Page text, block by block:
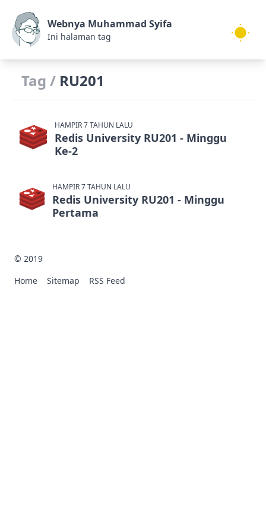
Webnya Muhammad Syifa
Ini halaman tag
Tag / RU201
HAMPIR 7 TAHUN LALU
Redis University RU201 - Minggu
Ke-2
HAMPIR 7 TAHUN LALU
Redis University RU201 - Minggu
Pertama
© 2019
Home
Sitemap RSS Feed